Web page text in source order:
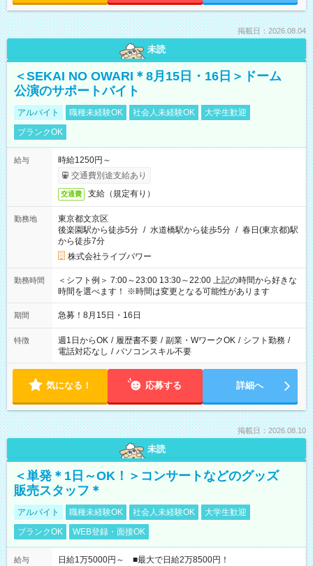
掲載日：2026.08.04
未読
＜SEKAI NO OWARI＊8月15日・16日＞ドーム
公演のサポートバイト
アルバイト 職種未経験OK 社会人未経験OK
大学生歓迎
ブランクOK
給与
時給1250円～
交通費別途支給あり
交通費 支給（規定有り）
勤務地
東京都文京区
後楽園駅から徒歩5分 / 水道橋駅から徒歩5分 / 春日(東京都)駅
から徒歩7分
株式会社ライブパワー
勤務時間
＜シフト例＞ 7:00～23:00 13:30～22:00 上記の時間から好きな
時間を選べます！ ※時間は変更となる可能性があります
期間 急募！8月15日・16日
特徴 週1日からOK / 履歴書不要 / 副業・WワークOK / シフト勤務 /
電話対応なし / パソコンスキル不要
気になる！ 応募する 詳細へ
掲載日：2026.08.10
未読
＜単発＊1日～OK！＞コンサートなどのグッズ
販売スタッフ＊
アルバイト 職種未経験OK 社会人未経験OK
大学生歓迎
ブランクOK
WEB登録・面接OK
給与
日給1万5000円～ ■最大で日給2万8500円！